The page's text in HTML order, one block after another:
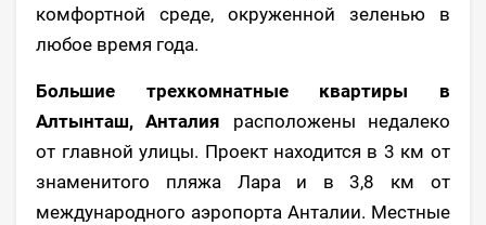
комфортной среде, окруженной зеленью в
любое время года.
Большие трехкомнатные квартиры в
Алтынташ, Анталия расположены недалеко
от главной улицы. Проект находится в 3 км от
знаменитого пляжа Лара и в 3,8 км от
международного аэропорта Анталии. Местные